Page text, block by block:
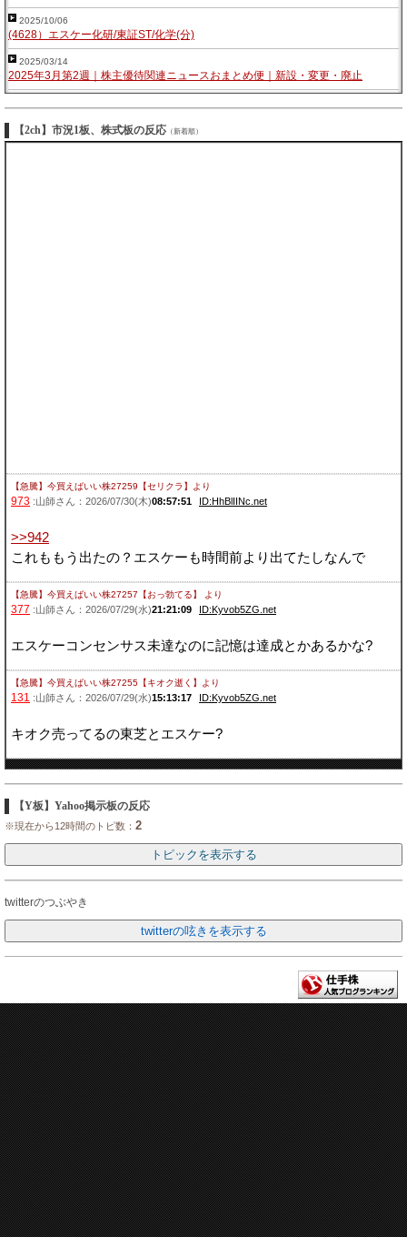
2025/10/06
(4628）エスケー化研/東証ST/化学(分)
2025/03/14
2025年3月第2週｜株主優待関連ニュースおまとめ便｜新設・変更・廃止
【2ch】市況1板、株式板の反応 （新着順）
【急騰】今買えばいい株27259【セリクラ】 より
973 :山師さん：2026/07/30(木)08:57:51 ID:HhBlIINc.net
>>942
これももう出たの？エスケーも時間前より出てたしなんで
【急騰】今買えばいい株27257【おっ勃てる】 より
377 :山師さん：2026/07/29(水)21:21:09 ID:Kyvob5ZG.net
エスケーコンセンサス未達なのに記憶は達成とかあるかな?
【急騰】今買えばいい株27255【キオク逝く】 より
131 :山師さん：2026/07/29(水)15:13:17 ID:Kyvob5ZG.net
キオク売ってるの東芝とエスケー?
【Y板】Yahoo掲示板の反応
※現在から12時間のトピ数： 2
twitterのつぶやき